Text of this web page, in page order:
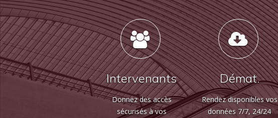
Intervenants
Donnez des accès
sécurisés à vos
Démat.
Rendez disponibles vos
données 7/7, 24/24